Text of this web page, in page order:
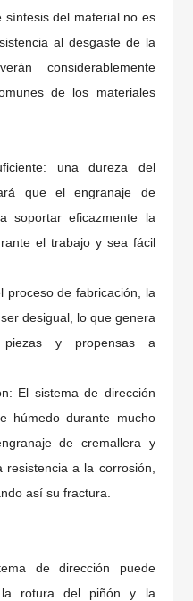
síntesis del material no es
al desgaste de la
considerablemente
de los materiales
una dureza del
que el engranaje de
soportar eficazmente la
el trabajo y sea fácil
proceso de fabricación, la
desigual, lo que genera
y propensas a
El sistema de dirección
húmedo durante mucho
de cremallera y
a la corrosión,
así su fractura.
de dirección puede
la rotura del piñón y la